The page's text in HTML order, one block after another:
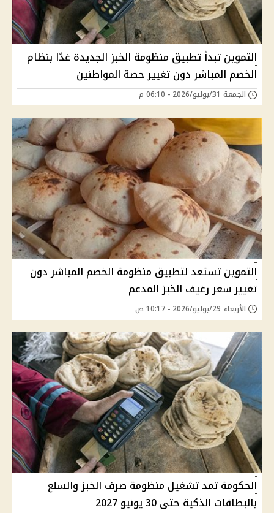
التموين تبدأ تطبيق منظومة الخبز الجديدة غدًا بنظام
الخصم المباشر دون تغيير حصة المواطنين
الجمعة 31/يوليو/2026 - 06:10 م
التموين تستعد لتطبيق منظومة الخصم المباشر دون
تغيير سعر رغيف الخبز المدعم
الأربعاء 29/يوليو/2026 - 10:17 ص
الحكومة تمد تشغيل منظومة صرف الخبز والسلع
بالبطاقات الذكية حتى 30 يونيو 2027